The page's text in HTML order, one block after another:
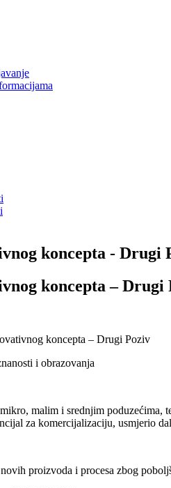
koncepta - Drugi
koncepta – Drugi
koncepta – Drugi Poziv
i obrazovanja
malim i srednjim
za komercijalizaciju, usmjerio
proizvoda i procesa zbog